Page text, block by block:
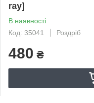
ray]
В наявності
Код: 35041
Роздріб
480 ₴